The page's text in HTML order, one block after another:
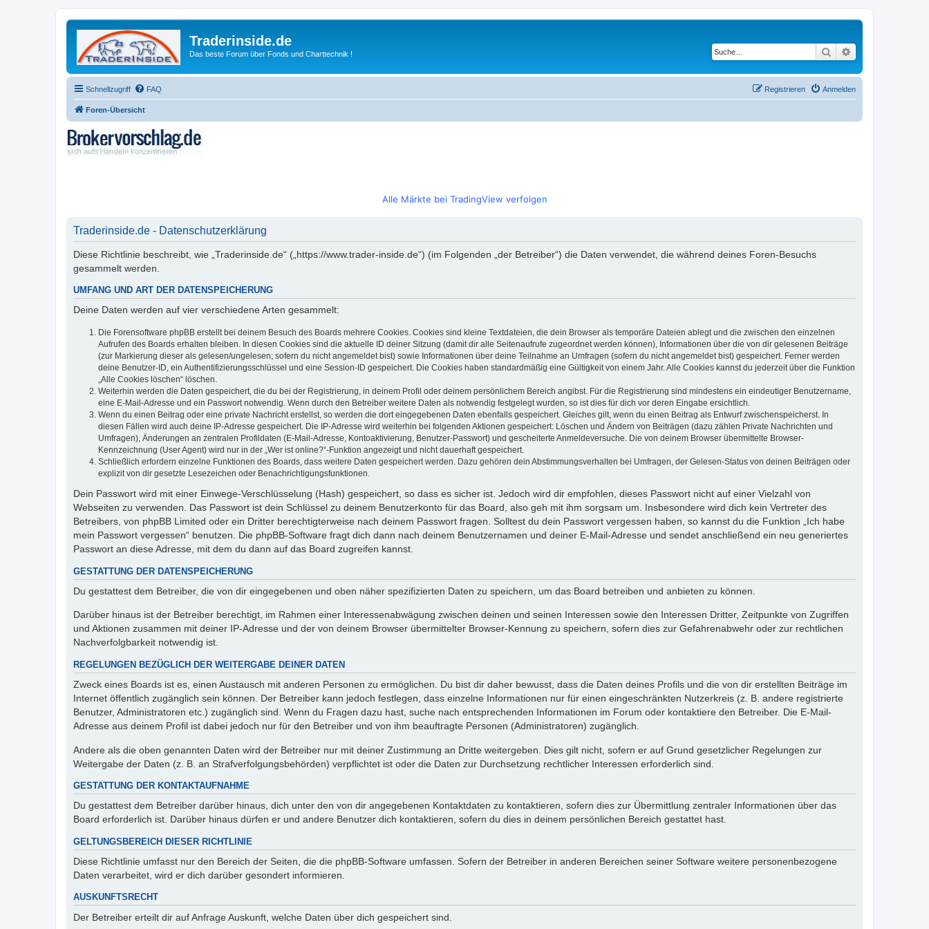
Traderinside.de
Das beste Forum über Fonds und Charttechnik ! Suche
Schnellzugriff FAQ Anmelden
Registrieren
Foren-Übersicht
Alle Märkte bei TradingView verfolgen
Traderinside.de - Datenschutzerklärung
Diese Richtlinie beschreibt, wie „Traderinside.de“ („https://www.trader-inside.de“) (im Folgenden „der Betreiber“) die Daten verwendet, die während deines Foren-Besuchs
gesammelt werden.
UMFANG UND ART DER DATENSPEICHERUNG
Deine Daten werden auf vier verschiedene Arten gesammelt:
Die Forensoftware phpBB erstellt bei deinem Besuch des Boards mehrere Cookies. Cookies sind kleine Textdateien, die dein Browser als temporäre Dateien ablegt und die zwischen den einzelnen
Aufrufen des Boards erhalten bleiben. In diesen Cookies sind die aktuelle ID deiner Sitzung (damit dir alle Seitenaufrufe zugeordnet werden können), Informationen über die von dir gelesenen Beiträge
(zur Markierung dieser als gelesen/ungelesen; sofern du nicht angemeldet bist) sowie Informationen über deine Teilnahme an Umfragen (sofern du nicht angemeldet bist) gespeichert. Ferner werden
deine Benutzer-ID, ein Authentifizierungsschlüssel und eine Session-ID gespeichert. Die Cookies haben standardmäßig eine Gültigkeit von einem Jahr. Alle Cookies kannst du jederzeit über die Funktion
„Alle Cookies löschen“ löschen.
Weiterhin werden die Daten gespeichert, die du bei der Registrierung, in deinem Profil oder deinem persönlichem Bereich angibst. Für die Registrierung sind mindestens ein eindeutiger Benutzername,
eine E-Mail-Adresse und ein Passwort notwendig. Wenn durch den Betreiber weitere Daten als notwendig festgelegt wurden, so ist dies für dich vor deren Eingabe ersichtlich.
Wenn du einen Beitrag oder eine private Nachricht erstellst, so werden die dort eingegebenen Daten ebenfalls gespeichert. Gleiches gilt, wenn du einen Beitrag als Entwurf zwischenspeicherst. In
diesen Fällen wird auch deine IP-Adresse gespeichert. Die IP-Adresse wird weiterhin bei folgenden Aktionen gespeichert: Löschen und Ändern von Beiträgen (dazu zählen Private Nachrichten und
Umfragen), Änderungen an zentralen Profildaten (E-Mail-Adresse, Kontoaktivierung, Benutzer-Passwort) und gescheiterte Anmeldeversuche. Die von deinem Browser übermittelte Browser-
Kennzeichnung (User Agent) wird nur in der „Wer ist online?“-Funktion angezeigt und nicht dauerhaft gespeichert.
Schließlich erfordern einzelne Funktionen des Boards, dass weitere Daten gespeichert werden. Dazu gehören dein Abstimmungsverhalten bei Umfragen, der Gelesen-Status von deinen Beiträgen oder
explizit von dir gesetzte Lesezeichen oder Benachrichtigungsfunktionen.
Dein Passwort wird mit einer Einwege-Verschlüsselung (Hash) gespeichert, so dass es sicher ist. Jedoch wird dir empfohlen, dieses Passwort nicht auf einer Vielzahl von
Webseiten zu verwenden. Das Passwort ist dein Schlüssel zu deinem Benutzerkonto für das Board, also geh mit ihm sorgsam um. Insbesondere wird dich kein Vertreter des
Betreibers, von phpBB Limited oder ein Dritter berechtigterweise nach deinem Passwort fragen. Solltest du dein Passwort vergessen haben, so kannst du die Funktion „Ich habe
mein Passwort vergessen“ benutzen. Die phpBB-Software fragt dich dann nach deinem Benutzernamen und deiner E-Mail-Adresse und sendet anschließend ein neu generiertes
Passwort an diese Adresse, mit dem du dann auf das Board zugreifen kannst.
GESTATTUNG DER DATENSPEICHERUNG
Du gestattest dem Betreiber, die von dir eingegebenen und oben näher spezifizierten Daten zu speichern, um das Board betreiben und anbieten zu können.
Darüber hinaus ist der Betreiber berechtigt, im Rahmen einer Interessenabwägung zwischen deinen und seinen Interessen sowie den Interessen Dritter, Zeitpunkte von Zugriffen
und Aktionen zusammen mit deiner IP-Adresse und der von deinem Browser übermittelter Browser-Kennung zu speichern, sofern dies zur Gefahrenabwehr oder zur rechtlichen
Nachverfolgbarkeit notwendig ist.
REGELUNGEN BEZÜGLICH DER WEITERGABE DEINER DATEN
Zweck eines Boards ist es, einen Austausch mit anderen Personen zu ermöglichen. Du bist dir daher bewusst, dass die Daten deines Profils und die von dir erstellten Beiträge im
Internet öffentlich zugänglich sein können. Der Betreiber kann jedoch festlegen, dass einzelne Informationen nur für einen eingeschränkten Nutzerkreis (z. B. andere registrierte
Benutzer, Administratoren etc.) zugänglich sind. Wenn du Fragen dazu hast, suche nach entsprechenden Informationen im Forum oder kontaktiere den Betreiber. Die E-Mail-
Adresse aus deinem Profil ist dabei jedoch nur für den Betreiber und von ihm beauftragte Personen (Administratoren) zugänglich.
Andere als die oben genannten Daten wird der Betreiber nur mit deiner Zustimmung an Dritte weitergeben. Dies gilt nicht, sofern er auf Grund gesetzlicher Regelungen zur
Weitergabe der Daten (z. B. an Strafverfolgungsbehörden) verpflichtet ist oder die Daten zur Durchsetzung rechtlicher Interessen erforderlich sind.
GESTATTUNG DER KONTAKTAUFNAHME
Du gestattest dem Betreiber darüber hinaus, dich unter den von dir angegebenen Kontaktdaten zu kontaktieren, sofern dies zur Übermittlung zentraler Informationen über das
Board erforderlich ist. Darüber hinaus dürfen er und andere Benutzer dich kontaktieren, sofern du dies in deinem persönlichen Bereich gestattet hast.
GELTUNGSBEREICH DIESER RICHTLINIE
Diese Richtlinie umfasst nur den Bereich der Seiten, die die phpBB-Software umfassen. Sofern der Betreiber in anderen Bereichen seiner Software weitere personenbezogene
Daten verarbeitet, wird er dich darüber gesondert informieren.
AUSKUNFTSRECHT
Der Betreiber erteilt dir auf Anfrage Auskunft, welche Daten über dich gespeichert sind.